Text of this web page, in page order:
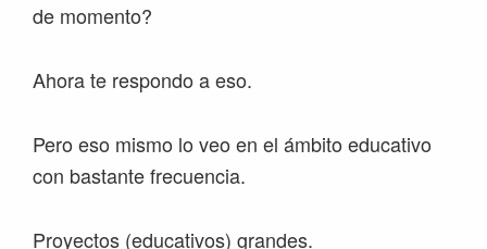
de momento?
Ahora te respondo a eso.
Pero eso mismo lo veo en el ámbito educativo
con bastante frecuencia.
Proyectos (educativos) grandes.